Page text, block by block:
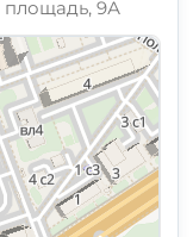
площадь, 9А